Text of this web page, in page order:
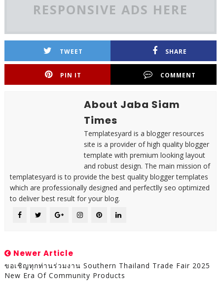
RESPONSIVE ADS HERE
TWEET SHARE
PIN IT COMMENT
About Jaba Siam
Times
Templatesyard is a blogger resources
site is a provider of high quality blogger
template with premium looking layout
and robust design. The main mission of
templatesyard is to provide the best quality blogger templates
which are professionally designed and perfectlly seo optimized
to deliver best result for your blog.
Newer Article
ขอเชิญทุกท่านร่วมงาน Southern Thailand Trade Fair 2025
New Era Of Community Products